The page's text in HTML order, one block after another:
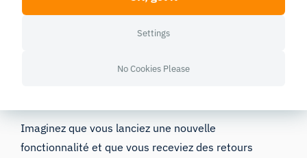
Réagissez immédiatement aux résultats.
Gagnez du temps et économisez vos
Imaginez que vous lanciez une nouvelle
fonctionnalité et que vous receviez des retours
Settings
No Cookies Please